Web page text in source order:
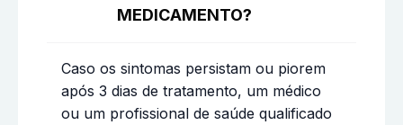
MEDICAMENTO?
Caso os sintomas persistam ou piorem
após 3 dias de tratamento, um médico
ou um profissional de saúde qualificado